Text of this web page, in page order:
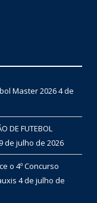
Master 20264 de
DE FUTEBOL
de julho de 2026
o 4º Concurso
4 de julho de